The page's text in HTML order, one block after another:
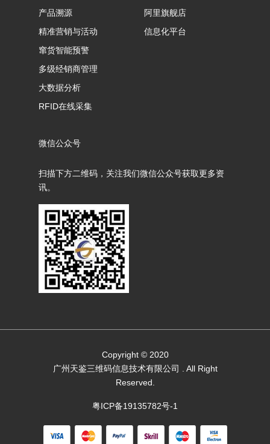
产品溯源
精准营销与活动
窜货智能预警
多级经销商管理
大数据分析
RFID在线采集
阿里旗舰店
信息化平台
微信公众号
扫描下方二维码，关注我们微信公众号获取更多资
讯。
Copyright © 2020
广州天鉴三维码信息技术有限公司 . All Right
Reserved.
粤ICP备19135782号-1